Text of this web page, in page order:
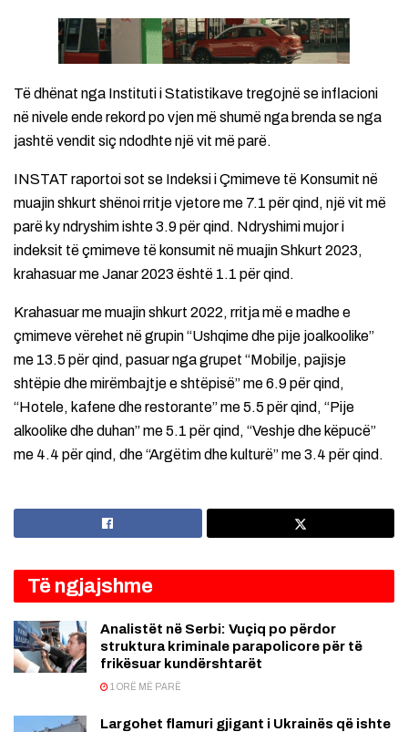
Të dhënat nga Instituti i Statistikave tregojnë se inflacioni
në nivele ende rekord po vjen më shumë nga brenda se nga
jashtë vendit siç ndodhte një vit më parë.
INSTAT raportoi sot se Indeksi i Çmimeve të Konsumit në
muajin shkurt shënoi rritje vjetore me 7.1 për qind, një vit më
parë ky ndryshim ishte 3.9 për qind. Ndryshimi mujor i
indeksit të çmimeve të konsumit në muajin Shkurt 2023,
krahasuar me Janar 2023 është 1.1 për qind.
Krahasuar me muajin shkurt 2022, rritja më e madhe e
çmimeve vërehet në grupin “Ushqime dhe pije joalkoolike”
me 13.5 për qind, pasuar nga grupet “Mobilje, pajisje
shtëpie dhe mirëmbajtje e shtëpisë” me 6.9 për qind,
“Hotele, kafene dhe restorante” me 5.5 për qind, “Pije
alkoolike dhe duhan” me 5.1 për qind, “Veshje dhe këpucë”
me 4.4 për qind, dhe “Argëtim dhe kulturë” me 3.4 për qind.
Të ngjajshme
Analistët në Serbi: Vuçiq po përdor
struktura kriminale parapolicore për të
frikësuar kundërshtarët
1 ORË MË PARË
Largohet flamuri gjigant i Ukrainës që ishte